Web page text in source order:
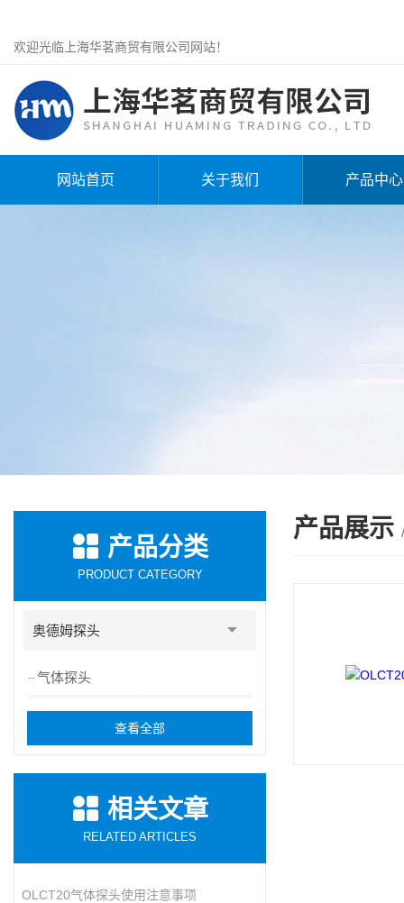
欢迎光临上海华茗商贸有限公司网站！
网站首页 关于我们 产品中心
产品分类
PRODUCT CATEGORY
奥德姆探头
气体探头
查看全部
相关文章
RELATED ARTICLES
OLCT20气体探头使用注意事项
产品展示